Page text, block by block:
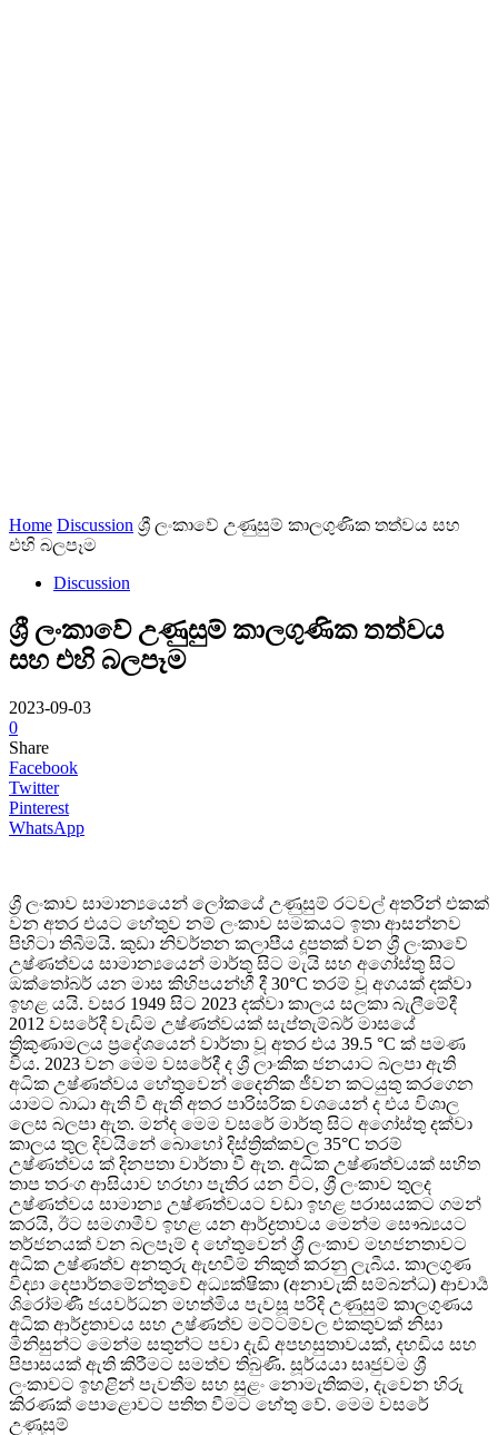
Home Discussion ශ්‍රී ලංකාවේ උණුසුම් කාලගුණික තත්වය සහ
එහි බලපෑම
Discussion
ශ්‍රී ලංකාවේ උණුසුම් කාලගුණික තත්වය
සහ එහි බලපෑම
2023-09-03
0
Share
Facebook
Twitter
Pinterest
WhatsApp
ශ්‍රී ලංකාව සාමාන්‍යයෙන් ලෝකයේ උණුසුම් රටවල් අතරින් එකක්
වන අතර එයට හේතුව නම් ලංකාව සමකයට ඉතා ආසන්නව
පිහිටා තිබීමයි. කුඩා නිවර්තන කලාපීය දූපතක් වන ශ්‍රී ලංකාවේ
උෂ්ණත්වය සාමාන්‍යයෙන් මාර්තු සිට මැයි සහ අගෝස්තු සිට
ඔක්තෝබර් යන මාස කිහිපයන්හී දී 30°C තරම් වූ අගයක් දක්වා
ඉහළ යයි. වසර 1949 සිට 2023 දක්වා කාලය සලකා බැලීමේදී
2012 වසරේදී වැඩිම උෂ්ණත්වයක් සැප්තැම්බර් මාසයේ
ත්‍රිකුණාමලය ප්‍රදේශයෙන් වාර්තා වූ අතර එය 39.5 °C ක් පමණ
විය. 2023 වන මෙම වසරේදී ද ශ්‍රී ලාංකික ජනයාට බලපා ඇති
අධික උෂ්ණත්වය හේතුවෙන් දෛනික ජීවන කටයුතු කරගෙන
යාමට බාධා ඇති වී ඇති අතර පාරිසරික වශයෙන් ද එය විශාල
ලෙස බලපා ඇත. මන්ද මෙම වසරේ මාර්තු සිට අගෝස්තු දක්වා
කාලය තුල දිවයිනේ බොහෝ දිස්ත්‍රික්කවල 35°C තරම්
උෂ්ණත්වය ක් දිනපතා වාර්තා වී ඇත. අධික උෂ්ණත්වයක් සහිත
තාප තරංග ආසියාව හරහා පැතිර යන විට, ශ්‍රී ලංකාව තුලද
උෂ්ණත්වය සාමාන්‍ය උෂ්ණත්වයට වඩා ඉහළ පරාසයකට ගමන්
කරයි, ඊට සමගාමීව ඉහළ යන ආර්ද්‍රතාවය මෙන්ම සෞඛ්‍යයට
තර්ජනයක් වන බලපෑම් ද හේතුවෙන් ශ්‍රී ලංකාව මහජනතාවට
අධික උෂ්ණත්ව අනතුරු ඇඟවීම් නිකුත් කරනු ලැබීය. කාලගුණ
විද්‍යා දෙපාර්තමේන්තුවේ අධ්‍යක්ෂිකා (අනාවැකි සම්බන්ධ) ආචාර්‍ය
ශිරෝමණී ජයවර්ධන මහත්මිය පැවසූ පරිදි උණුසුම් කාලගුණය
අධික ආර්ද්‍රතාවය සහ උෂ්ණත්ව මට්ටම්වල එකතුවක් නිසා
මිනිසුන්ට මෙන්ම සතුන්ට පවා දැඩි අපහසුතාවයක්, දහඩිය සහ
පිපාසයක් ඇති කිරීමට සමත්ව තිබුණි. සූර්යයා සෘජුවම ශ්‍රී
ලංකාවට ඉහළින් පැවතීම සහ සුළං නොමැතිකම, දැවෙන හිරු
කිරණක් පොළොවට පතිත වීමට හේතු වේ. මෙම වසරේ
උණුසුම්